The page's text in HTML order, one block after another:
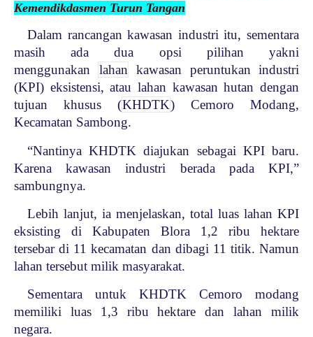
Kemendikdasmen Turun Tangan
Dalam rancangan kawasan industri itu, sementara
masih ada dua opsi pilihan yakni
menggunakan lahan kawasan peruntukan industri
(KPI) eksistensi, atau lahan kawasan hutan dengan
tujuan khusus (KHDTK) Cemoro Modang,
Kecamatan Sambong.
“Nantinya KHDTK diajukan sebagai KPI baru.
Karena kawasan industri berada pada KPI,”
sambungnya.
Lebih lanjut, ia menjelaskan, total luas lahan KPI
eksisting di Kabupaten Blora 1,2 ribu hektare
tersebar di 11 kecamatan dan dibagi 11 titik. Namun
lahan tersebut milik masyarakat.
Sementara untuk KHDTK Cemoro modang
memiliki luas 1,3 ribu hektare dan lahan milik
negara.